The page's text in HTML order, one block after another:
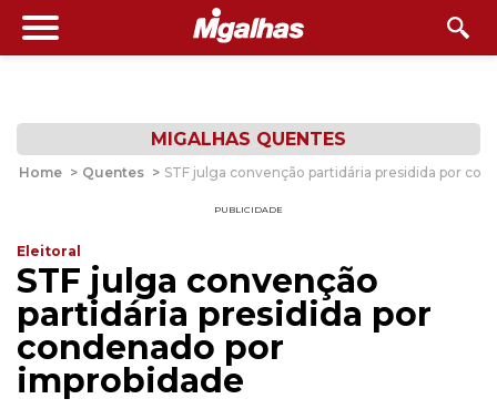
MIGALHAS QUENTES
Home > Quentes > STF julga convenção partidária presidida por
PUBLICIDADE
Eleitoral
STF julga convenção
partidária presidida por
condenado por
improbidade